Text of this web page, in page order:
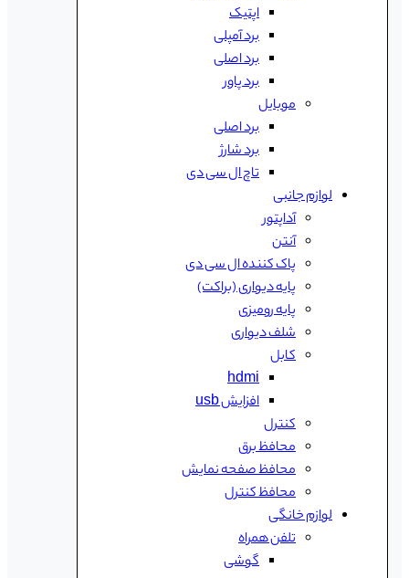
اپتیک
برد آمپلی
برد اصلی
برد پاور
موبایل
برد اصلی
برد شارژ
تاچ ال سی دی
لوازم جانبی
آداپتور
آنتن
پاک کننده ال سی دی
پایه دیواری (براکت)
پایه رومیزی
شلف دیواری
کابل
hdmi
افزایش usb
کنترل
محافظ برق
محافظ صفحه نمایش
محافظ کنترل
لوازم خانگی
تلفن همراه
گوشی